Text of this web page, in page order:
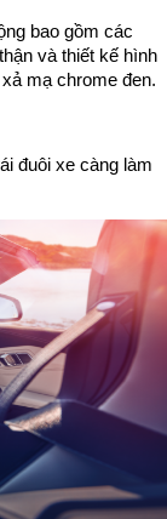
bao gồm các
và thiết kế hình
mạ chrome đen.
đuôi xe càng làm